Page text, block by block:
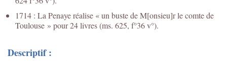
1714 : La Penaye réalise « un buste de M[onsieu]r le comte de
Toulouse » pour 24 livres (ms. 625, f°36 v°).
Descriptif :